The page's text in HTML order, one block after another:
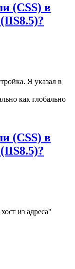
(CSS) в
Я указал в
как глобально
(CSS) в
из адреса"